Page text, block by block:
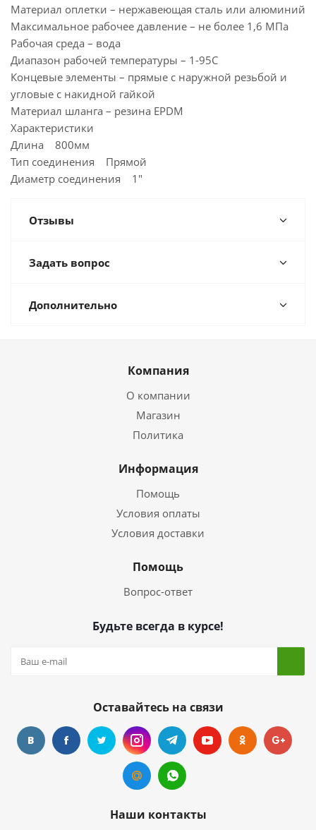
Материал оплетки – нержавеющая сталь или алюминий
Максимальное рабочее давление – не более 1,6 МПа
Рабочая среда – вода
Диапазон рабочей температуры – 1-95С
Концевые элементы – прямые с наружной резьбой и
угловые с накидной гайкой
Материал шланга – резина EPDM
Характеристики
Длина 800мм
Тип соединения Прямой
Диаметр соединения 1"
Отзывы
Задать вопрос
Дополнительно
Компания
О компании
Магазин
Политика
Информация
Помощь
Условия оплаты
Условия доставки
Помощь
Вопрос-ответ
Будьте всегда в курсе!
Оставайтесь на связи
Наши контакты